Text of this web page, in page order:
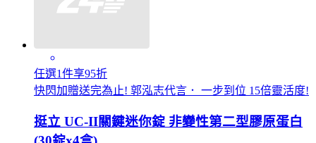
任選1件享95折
快閃加贈送完為止! 郭泓志代言． 一步到位 15倍靈活度!
挺立 UC-II關鍵迷你錠 非變性第二型膠原蛋白